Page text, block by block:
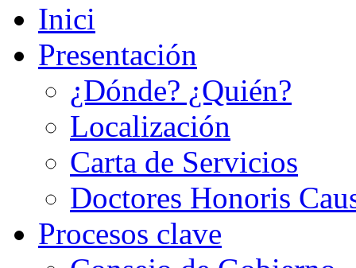
Inici
Presentación
¿Dónde? ¿Quién?
Localización
Carta de Servicios
Doctores Honoris
Procesos clave